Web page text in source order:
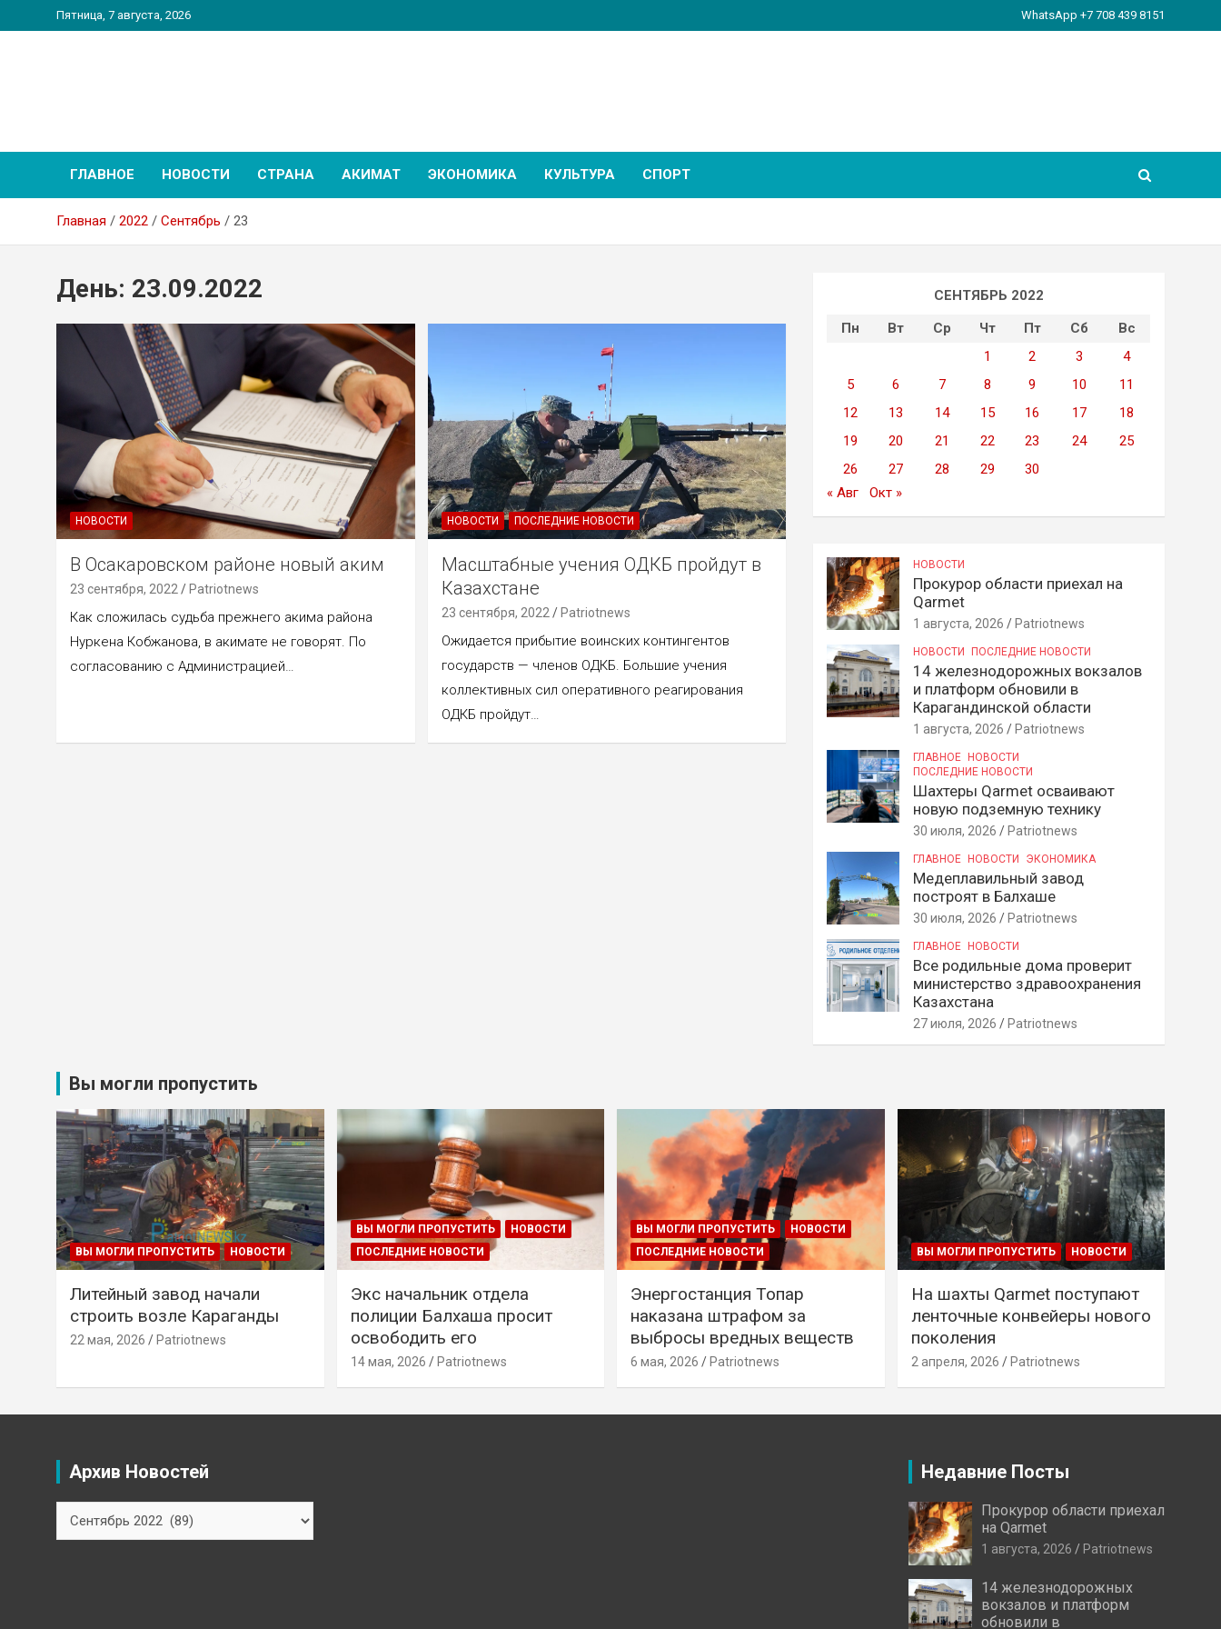
к
Пятница, 7 августа, 2026 WhatsApp +7 708 439 8151
ГЛАВНОЕ НОВОСТИ СТРАНА АКИМАТ ЭКОНОМИКА КУЛЬТУРА СПОРТ
Главная 2022 Сентябрь 23
День: 23.09.2022
НОВОСТИ
В Осакаровском районе новый аким
23 сентября, 2022 Patriotnews
Как сложилась судьба прежнего акима района
Нуркена Кобжанова, в акимате не говорят. По
согласованию с Администрацией…
НОВОСТИ ПОСЛЕДНИЕ НОВОСТИ
Масштабные учения ОДКБ пройдут в
Казахстане
23 сентября, 2022 Patriotnews
Ожидается прибытие воинских контингентов
государств — членов ОДКБ. Большие учения
коллективных сил оперативного реагирования
ОДКБ пройдут…
СЕНТЯБРЬ 2022
Пн
Вт Ср Чт Пт Сб
Вс
1
2 3
4
5
6 7 8 9 10
11
12
13 14 15 16 17
18
19
20 21 22 23 24
25
26
27 28 29
30
« Авг
Окт »
НОВОСТИ
Прокурор области приехал на
Qarmet
1 августа, 2026 Patriotnews
НОВОСТИ ПОСЛЕДНИЕ НОВОСТИ
14 железнодорожных вокзалов
и платформ обновили в
Карагандинской области
1 августа, 2026 Patriotnews
ГЛАВНОЕ
НОВОСТИ
ПОСЛЕДНИЕ НОВОСТИ
Шахтеры Qarmet осваивают
новую подземную технику
30 июля, 2026 Patriotnews
ГЛАВНОЕ НОВОСТИ ЭКОНОМИКА
Медеплавильный завод
построят в Балхаше
30 июля, 2026 Patriotnews
ГЛАВНОЕ НОВОСТИ
Все родильные дома проверит
министерство здравоохранения
Казахстана
27 июля, 2026 Patriotnews
Вы могли пропустить
ВЫ МОГЛИ ПРОПУСТИТЬ НОВОСТИ
Литейный завод начали
строить возле Караганды
22 мая, 2026 Patriotnews
ВЫ МОГЛИ ПРОПУСТИТЬ
НОВОСТИ
ПОСЛЕДНИЕ НОВОСТИ
Экс начальник отдела
полиции Балхаша просит
освободить его
14 мая, 2026 Patriotnews
ВЫ МОГЛИ ПРОПУСТИТЬ
НОВОСТИ
ПОСЛЕДНИЕ НОВОСТИ
Энергостанция Топар
наказана штрафом за
выбросы вредных веществ
6 мая, 2026 Patriotnews
ВЫ МОГЛИ ПРОПУСТИТЬ НОВОСТИ
На шахты Qarmet поступают
ленточные конвейеры нового
поколения
2 апреля, 2026 Patriotnews
Архив Новостей
Новостей
Недавние Посты
Прокурор области приехал
на Qarmet
1 августа, 2026 Patriotnews
14 железнодорожных
вокзалов и платформ
обновили в